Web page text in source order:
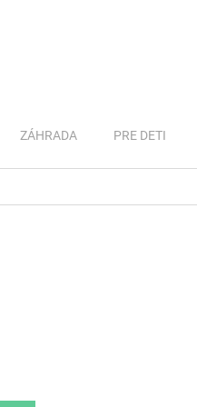
ZÁHRADA PRE DETI